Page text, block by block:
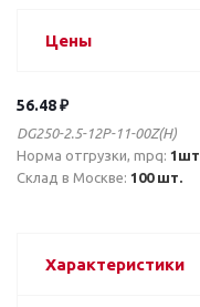
Цены
56.48 ₽
DG250-2.5-12P-11-00Z(H)
Норма отгрузки, mpq: 1шт.
Склад в Москве: 100 шт.
Характеристики